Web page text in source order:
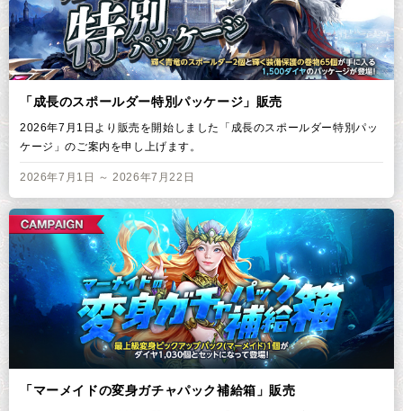
「成長のスポールダー特別パッケージ」販売
2026年7月1日より販売を開始しました「成長のスポールダー特別パッ
ケージ」のご案内を申し上げます。
2026年7月1日 ～ 2026年7月22日
「マーメイドの変身ガチャパック補給箱」販売